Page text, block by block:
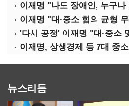
이재명, 상생경제 등 7대 중
뉴스리듬